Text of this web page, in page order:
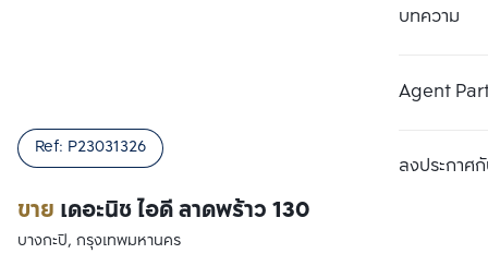
บทความ
Agent
ลงประกาศกั
ขาย เดอะนิช ไอดี ลาดพร้าว 130
Ref: P23031326
บางกะปิ, กรุงเทพมหานคร